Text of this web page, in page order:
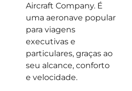
Aircraft Company. É
uma aeronave popular
para viagens
executivas e
particulares, graças ao
seu alcance, conforto
e velocidade.